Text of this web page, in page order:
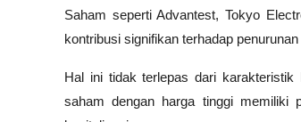
Saham seperti Advantest, Tokyo
kontribusi signifikan terhadap
Hal ini tidak terlepas dari
saham dengan harga tinggi memiliki